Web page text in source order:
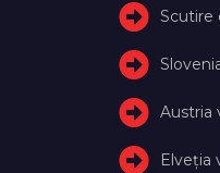
Scutire
Austria
Elveţia